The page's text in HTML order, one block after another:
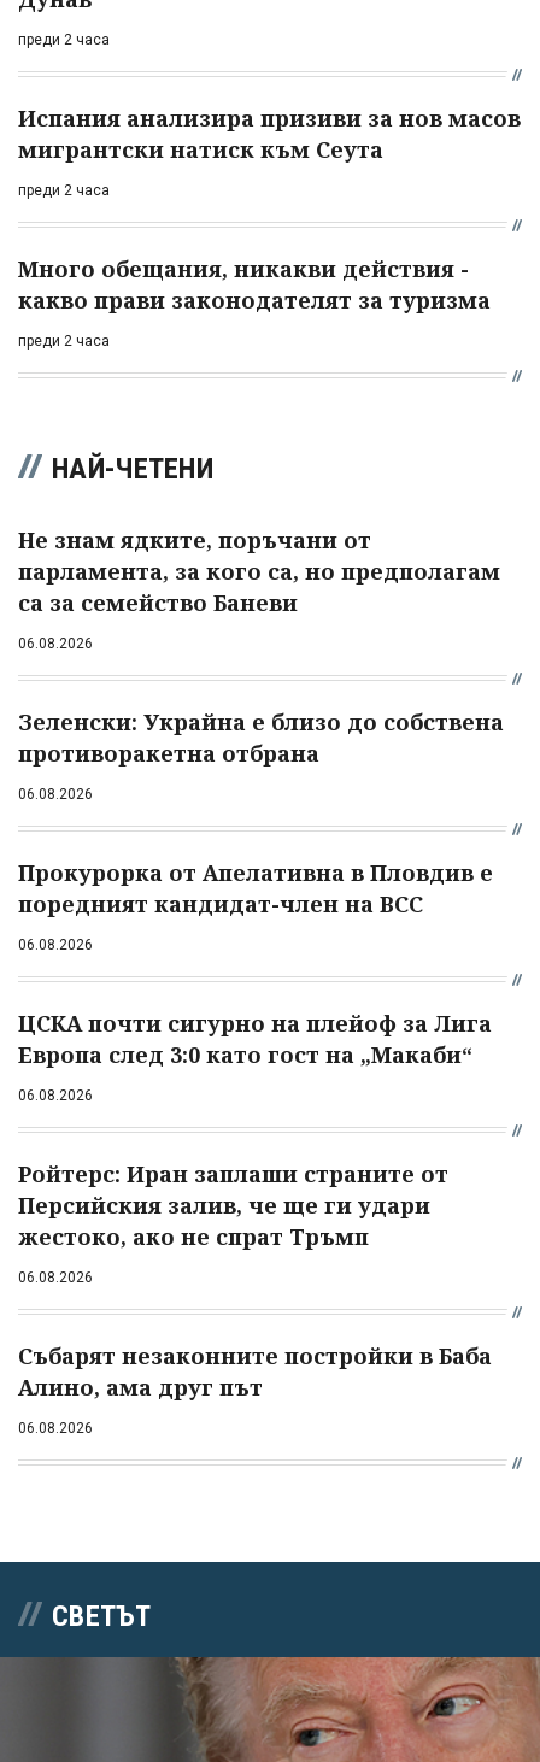
преди 2 часа
Испания анализира призиви за нов масов
мигрантски натиск към Сеута
преди 2 часа
Много обещания, никакви действия -
какво прави законодателят за туризма
преди 2 часа
НАЙ-ЧЕТЕНИ
Не знам ядките, поръчани от
парламента, за кого са, но предполагам
са за семейство Баневи
06.08.2026
Зеленски: Украйна е близо до собствена
противоракетна отбрана
06.08.2026
Прокурорка от Апелативна в Пловдив е
поредният кандидат-член на ВСС
06.08.2026
ЦСКА почти сигурно на плейоф за Лига
Европа след 3:0 като гост на „Макаби“
06.08.2026
Ройтерс: Иран заплаши страните от
Персийския залив, че ще ги удари
жестоко, ако не спрат Тръмп
06.08.2026
Събарят незаконните постройки в Баба
Алино, ама друг път
06.08.2026
СВЕТЪТ